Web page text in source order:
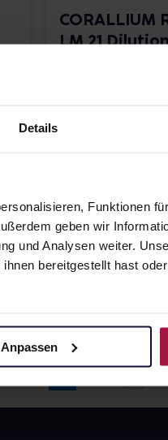
Details
Funktionen
geben wir
und Analysen weiter.
bereitgestellt hast
Anpassen
CORALLIUM
LM 21